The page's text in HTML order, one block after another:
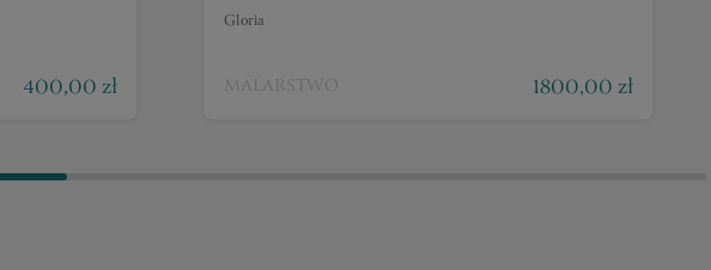
400,00 zł
Gloria
MALARSTWO 1800,00 zł